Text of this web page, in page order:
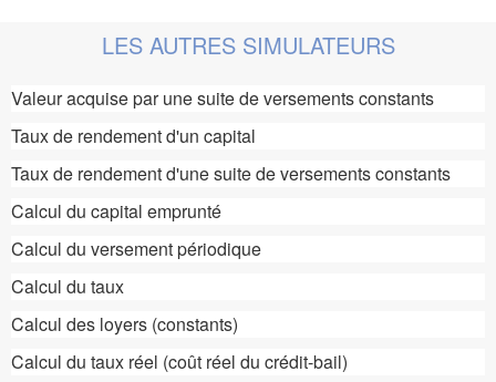
LES AUTRES SIMULATEURS
Valeur acquise par une suite de versements constants
Taux de rendement d'un capital
Taux de rendement d'une suite de versements constants
Calcul du capital emprunté
Calcul du versement périodique
Calcul du taux
Calcul des loyers (constants)
Calcul du taux réel (coût réel du crédit-bail)